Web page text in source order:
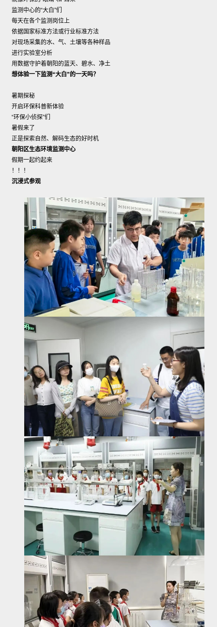
监测中心的“大白”们
每天在各个监测岗位上
依据国家标准方法或行业标准方法
对现场采集的水、气、土壤等各种样品
进行实验室分析
用数据守护着朝阳的蓝天、碧水、净土
想体验一下监测“大白”的一天吗？
暑期探秘
开启环保科普新体验
“环保小侦探”们
暑假来了
正是探索自然、解码生态的好时机
朝阳区生态环境监测中心
假期一起约起来
！！！
沉浸式参观